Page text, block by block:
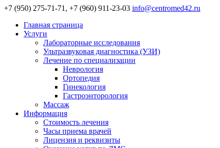
+7 (950) 275-71-71, +7 (960) 911-23-03 info@centromed42.ru
Главная страница
Услуги
Лабораторные исследования
Ультразвуковая диагностика (УЗИ)
Лечение по специализации
Неврология
Ортопедия
Гинекология
Гастроэнторология
Массаж
Информация
Стоимость лечения
Часы приема врачей
Лицензия и реквизиты